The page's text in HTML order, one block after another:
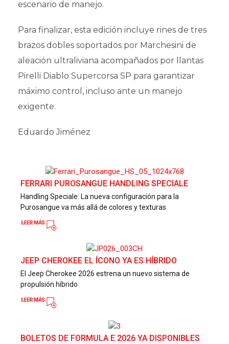
escenario de manejo.
Para finalizar, esta edición incluye rines de tres
brazos dobles soportados por Marchesini de
aleación ultraliviana acompañados por llantas
Pirelli Diablo Supercorsa SP para garantizar
máximo control, incluso ante un manejo
exigente.
Eduardo Jiménez
FERRARI PUROSANGUE HANDLING SPECIALE
Handling Speciale: La nueva configuración para la
Purosangue va más allá de colores y texturas
JEEP CHEROKEE EL ÍCONO YA ES HÍBRIDO
El Jeep Cherokee 2026 estrena un nuevo sistema de
propulsión híbrido
BOLETOS DE FORMULA E 2026 YA DISPONIBLES